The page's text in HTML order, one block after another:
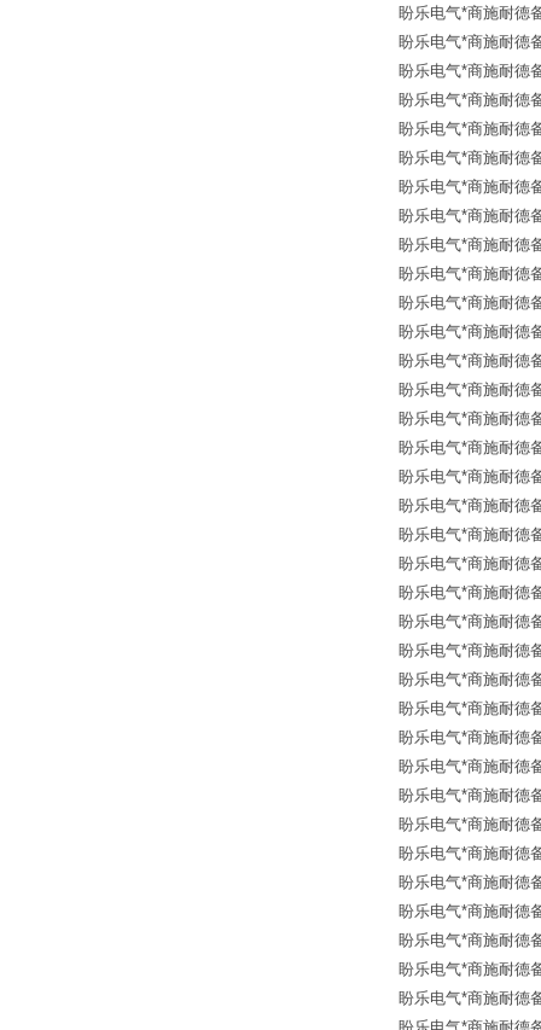
盼乐电气*商施耐德
盼乐电气*商施耐德
盼乐电气*商施耐德
盼乐电气*商施耐德
盼乐电气*商施耐德
盼乐电气*商施耐德
盼乐电气*商施耐德
盼乐电气*商施耐德
盼乐电气*商施耐德
盼乐电气*商施耐德
盼乐电气*商施耐德
盼乐电气*商施耐德
盼乐电气*商施耐德
盼乐电气*商施耐德
盼乐电气*商施耐德
盼乐电气*商施耐德
盼乐电气*商施耐德
盼乐电气*商施耐德
盼乐电气*商施耐德
盼乐电气*商施耐德
盼乐电气*商施耐德
盼乐电气*商施耐德
盼乐电气*商施耐德
盼乐电气*商施耐德
盼乐电气*商施耐德
盼乐电气*商施耐德
盼乐电气*商施耐德
盼乐电气*商施耐德
盼乐电气*商施耐德
盼乐电气*商施耐德
盼乐电气*商施耐德
盼乐电气*商施耐德
盼乐电气*商施耐德
盼乐电气*商施耐德
盼乐电气*商施耐德